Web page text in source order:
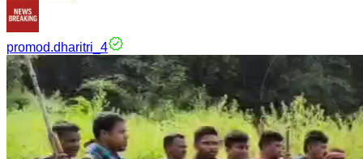
promod.dharitri_4